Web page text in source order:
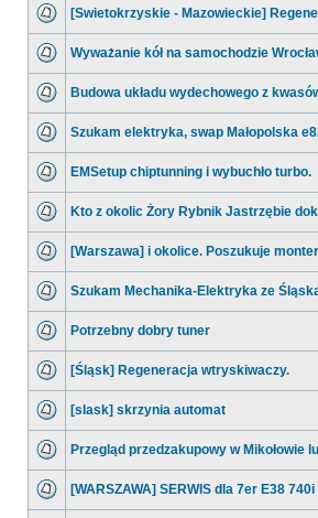
[Swietokrzyskie - Mazowieckie]
Wyważanie kół na samochodzie
Budowa układu wydechowego z
Szukam elektryka, swap Małopolska
EMSetup chiptunning i wybuchło turbo.
Kto z okolic Żory Rybnik Jastrzębie
[Warszawa] i okolice. Poszukuje
Szukam Mechanika-Elektryka ze
Potrzebny dobry tuner
[Śląsk] Regeneracja wtryskiwaczy.
[slask] skrzynia automat
Przegląd przedzakupowy w Mikołowie
[WARSZAWA] SERWIS dla 7er E38 740i